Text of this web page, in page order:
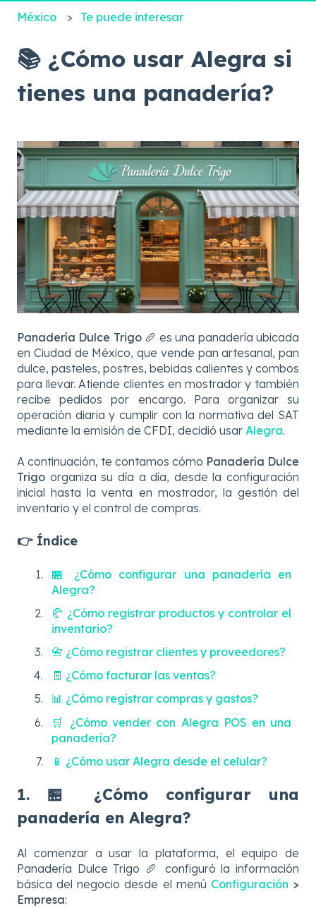
México Te puede interesar
📚 ¿Cómo usar Alegra si
tienes una panadería?
Panadería Dulce Trigo 🥖 es una panadería ubicada
en Ciudad de México, que vende pan artesanal, pan
dulce, pasteles, postres, bebidas calientes y combos
para llevar. Atiende clientes en mostrador y también
recibe pedidos por encargo. Para organizar su
operación diaria y cumplir con la normativa del SAT
mediante la emisión de CFDI, decidió usar Alegra.
A continuación, te contamos cómo Panadería Dulce
Trigo organiza su día a día, desde la configuración
inicial hasta la venta en mostrador, la gestión del
inventario y el control de compras.
👉 Índice
🏪 ¿Cómo configurar una panadería en
Alegra?
🥐 ¿Cómo registrar productos y controlar el
inventario?
📇 ¿Cómo registrar clientes y proveedores?
🧾 ¿Cómo facturar las ventas?
📊 ¿Cómo registrar compras y gastos?
🛒 ¿Cómo vender con Alegra POS en una
panadería?
📱 ¿Cómo usar Alegra desde el celular?
1. 🏪 ¿Cómo configurar una
panadería en Alegra?
Al comenzar a usar la plataforma, el equipo de
Panadería Dulce Trigo 🥖 configuró la información
básica del negocio desde el menú Configuración >
Empresa: